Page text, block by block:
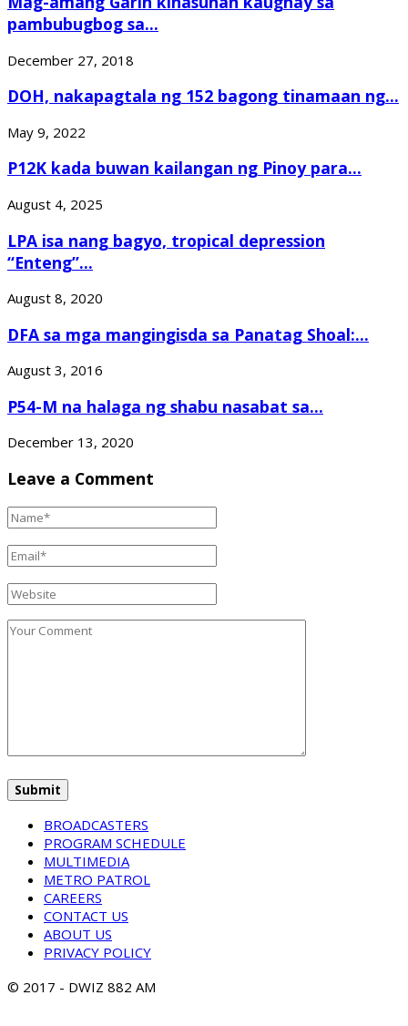
pambubugbog sa...
December 27, 2018
DOH, nakapagtala ng 152 bagong tinamaan ng...
May 9, 2022
P12K kada buwan kailangan ng Pinoy para...
August 4, 2025
LPA isa nang bagyo, tropical depression
“Enteng”...
August 8, 2020
DFA sa mga mangingisda sa Panatag Shoal:...
August 3, 2016
P54-M na halaga ng shabu nasabat sa...
December 13, 2020
Leave a Comment
BROADCASTERS
PROGRAM SCHEDULE
MULTIMEDIA
METRO PATROL
CAREERS
CONTACT US
ABOUT US
PRIVACY POLICY
© 2017 - DWIZ 882 AM